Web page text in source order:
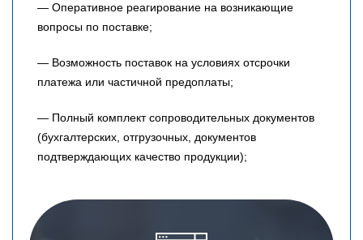
— Оперативное реагирование на возникающие
вопросы по поставке;
— Возможность поставок на условиях отсрочки
платежа или частичной предоплаты;
— Полный комплект сопроводительных документов
(бухгалтерских, отгрузочных, документов
подтверждающих качество продукции);